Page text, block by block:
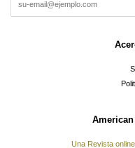
Una Revista